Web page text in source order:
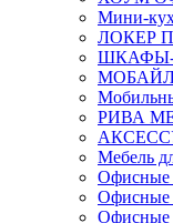
Мини-
ЛОКЕР
ШКАФЫ-
МОБАЙЛ
РИВА
Мебель
Офисные
Офисные